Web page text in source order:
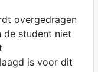
overgedragen
de student niet
is voor dit